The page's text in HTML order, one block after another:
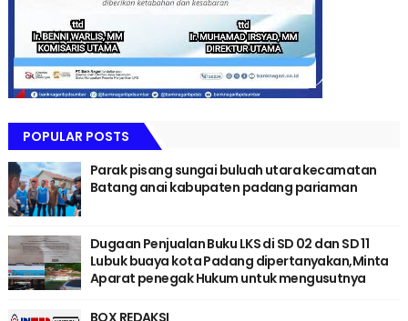
POPULAR POSTS
Parak pisang sungai buluah utara kecamatan
Batang anai kabupaten padang pariaman
Dugaan Penjualan Buku LKS di SD 02 dan SD 11
Lubuk buaya kota Padang dipertanyakan,Minta
Aparat penegak Hukum untuk mengusutnya
BOX REDAKSI